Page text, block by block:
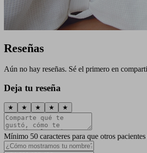
Reseñas
Aún no hay reseñas. Sé el primero en
Deja tu reseña
★ ★ ★ ★ ★
Mínimo 50 caracteres para que otros